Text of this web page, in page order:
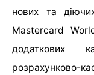
нових та
Маstercard
додаткових